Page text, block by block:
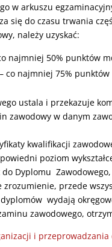
w arkuszu
‎się do czasu trwania
należy uzyskać:‎
najmniej 50% punktów
co najmniej 75% punktów
ustala i przekazuje
zawodowy w danym
kwalifikacji
poziom
Dyplomu
zrozumienie, przede
wydają
zawodowego,
i